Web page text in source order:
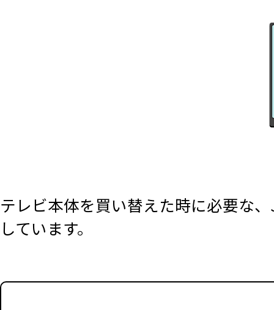
テレビ本体を買い替えた時に必要な
しています。